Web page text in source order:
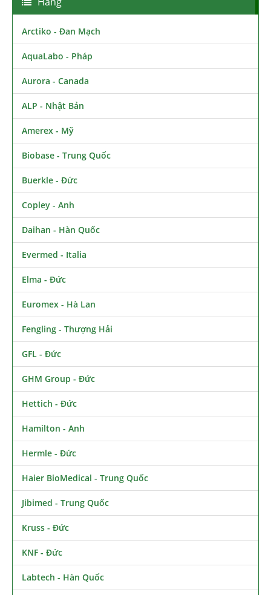
Arctiko - Đan Mạch
AquaLabo - Pháp
Aurora - Canada
ALP - Nhật Bản
Amerex - Mỹ
Biobase - Trung Quốc
Buerkle - Đức
Copley - Anh
Daihan - Hàn Quốc
Evermed - Italia
Elma - Đức
Euromex - Hà Lan
Fengling - Thượng Hải
GFL - Đức
GHM Group - Đức
Hettich - Đức
Hamilton - Anh
Hermle - Đức
Haier BioMedical - Trung Quốc
Jibimed - Trung Quốc
Kruss - Đức
KNF - Đức
Labtech - Hàn Quốc